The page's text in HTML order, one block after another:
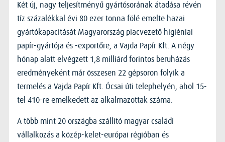
Két új, nagy teljesítményű gyártósorának átadása révén
tíz százalékkal évi 80 ezer tonna fölé emelte hazai
gyártókapacitását Magyarország piacvezető higiéniai
papír-gyártója és -exportőre, a Vajda Papír Kft. A négy
hónap alatt elvégzett 1,8 milliárd forintos beruházás
eredményeként már összesen 22 gépsoron folyik a
termelés a Vajda Papír Kft. Ócsai úti telephelyén, ahol 15-
tel 410-re emelkedett az alkalmazottak száma.
A több mint 20 országba szállító magyar családi
vállalkozás a közép-kelet-európai régióban és